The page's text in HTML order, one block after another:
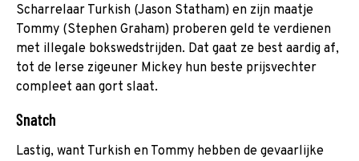
Scharrelaar Turkish (Jason Statham) en zijn maatje
Tommy (Stephen Graham) proberen geld te verdienen
met illegale bokswedstrijden. Dat gaat ze best aardig af,
tot de Ierse zigeuner Mickey hun beste prijsvechter
compleet aan gort slaat.
Snatch
Lastig, want Turkish en Tommy hebben de gevaarlijke